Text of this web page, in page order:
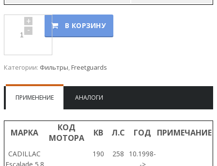
+
- В КОРЗИНУ
Категории: Фильтры,Freetguards
ПРИМЕНЕНИЕ АНАЛОГИ
МАРКА
КОД
МОТОРА
КВ Л.С ГОД ПРИМЕЧАНИЕ
CADILLAC
Escalade 5.8
190 258
10.1998-
->